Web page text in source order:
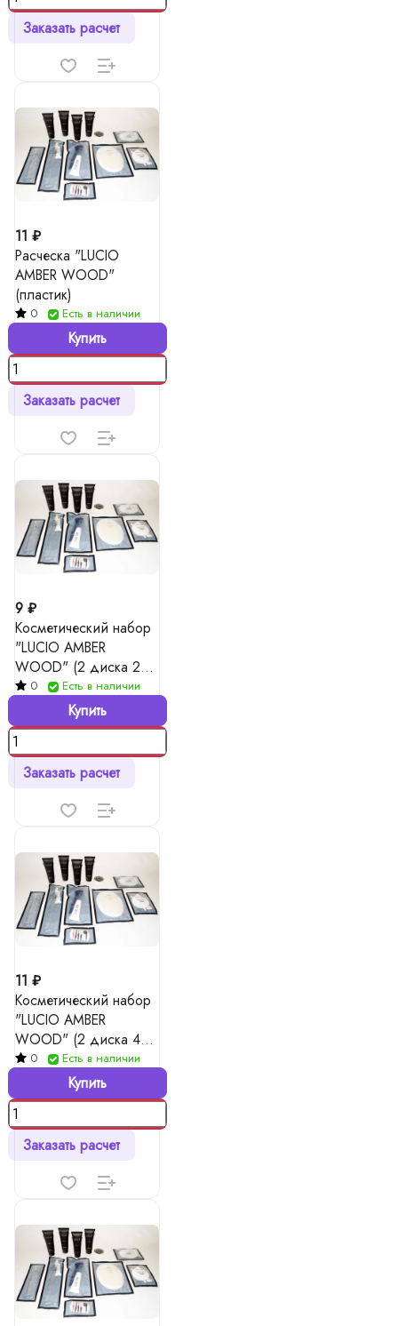
Заказать расчет
11 ₽
Расческа "LUCIO
AMBER WOOD"
(пластик)
0 Есть в наличии
Купить
Заказать расчет
9 ₽
Косметический набор
"LUCIO AMBER
WOOD" (2 диска 2
палочки )
0 Есть в наличии
Купить
Заказать расчет
11 ₽
Косметический набор
"LUCIO AMBER
WOOD" (2 диска 4
палочки+ пилочка 8
0 Есть в наличии
Купить
Заказать расчет